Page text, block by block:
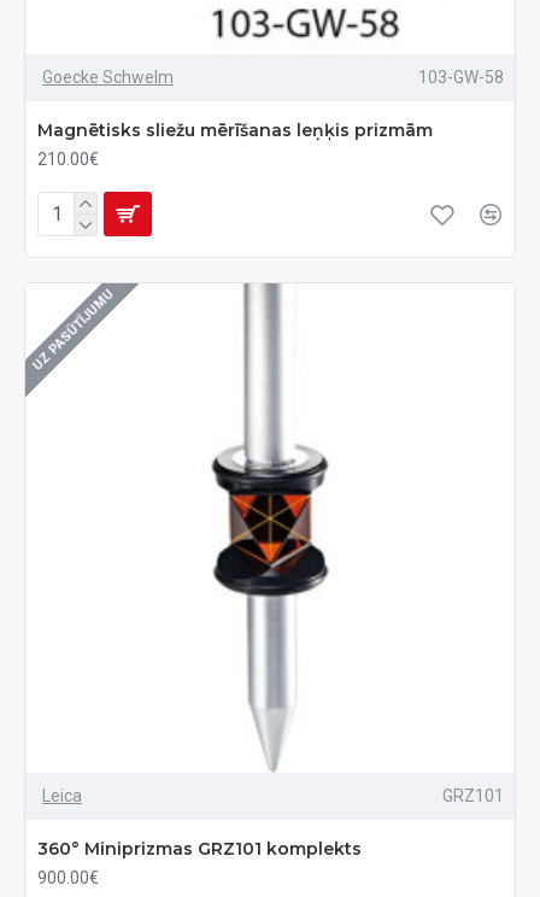
Goecke Schwelm 103-GW-58
Magnētisks sliežu mērīšanas leņķis prizmām
210.00€
UZ PASŪTĪJUMU
Leica GRZ101
360° Miniprizmas GRZ101 komplekts
900.00€